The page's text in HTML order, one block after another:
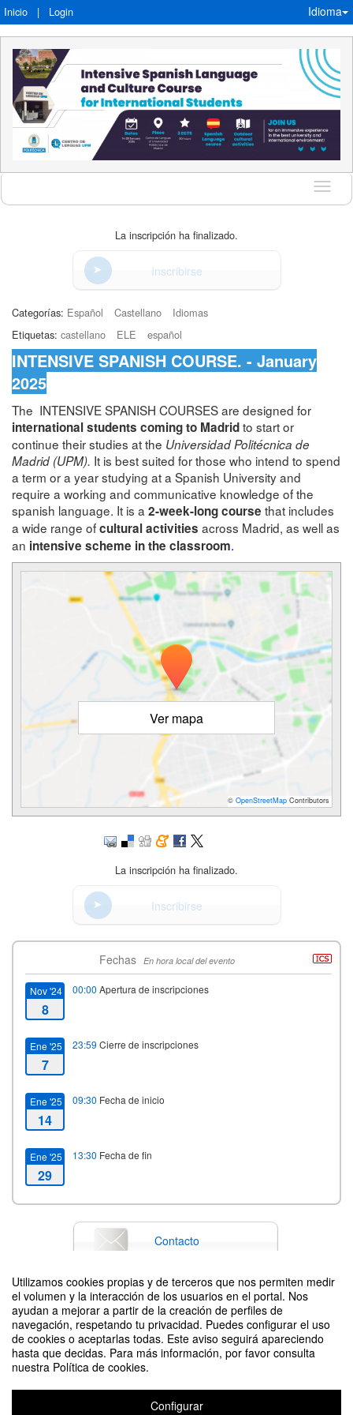
Utilizamos cookies propias y de terceros que nos permiten medir
el volumen y la interacción de los usuarios en el portal. Nos
ayudan a mejorar a partir de la creación de perfiles de
navegación, respetando tu privacidad. Puedes configurar el uso
de cookies o aceptarlas todas. Este aviso seguirá apareciendo
hasta que decidas. Para más información, por favor consulta
nuestra Política de cookies.
Configurar
Inicio | Login Idioma
Idioma
La inscripción ha finalizado.
Inscribirse
Categorías: Español Castellano
Idiomas
Etiquetas: castellano ELE español
INTENSIVE SPANISH COURSE. - January
2025
The INTENSIVE SPANISH COURSES are designed for
international students coming to Madridto start or
continue their studies at the Universidad Politécnica de
Madrid (UPM). It is best suited for those who intend to spend
a term or a year studying at a Spanish University and
require a working and communicative knowledge of the
spanish language. It is a2-week-long course that includes
a wide range ofcultural activities across Madrid, as well as
an intensive scheme in the classroom.
Ver mapa
© OpenStreetMap Contributors
La inscripción ha finalizado.
Inscribirse
Fechas En hora local del evento
Nov '24
8
00:00 Apertura de inscripciones
Ene '25
7
23:59 Cierre de inscripciones
Ene '25
14
09:30 Fecha de inicio
Ene '25
29
13:30 Fecha de fin
Contacto
Difunde tu evento poniendo el siguiente código en tu sitio